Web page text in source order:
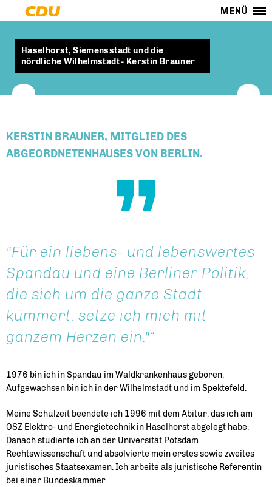
MENÜ
Haselhorst, Siemensstadt und die
nördliche Wilhelmstadt - Kerstin Brauner
KERSTIN BRAUNER, MITGLIED DES
ABGEORDNETENHAUSES VON BERLIN.
"Für ein liebens- und lebenswertes
Spandau und eine Berliner Politik,
die sich um die ganze Stadt
kümmert, setze ich mich mit
ganzem Herzen ein."
1976 bin ich in Spandau im Waldkrankenhaus geboren.
Aufgewachsen bin ich in der Wilhelmstadt und im Spektefeld.
Meine Schulzeit beendete ich 1996 mit dem Abitur, das ich am
OSZ Elektro- und Energietechnik in Haselhorst abgelegt habe.
Danach studierte ich an der Universität Potsdam
Rechtswissenschaft und absolvierte mein erstes sowie zweites
juristisches Staatsexamen. Ich arbeite als juristische Referentin
bei einer Bundeskammer.